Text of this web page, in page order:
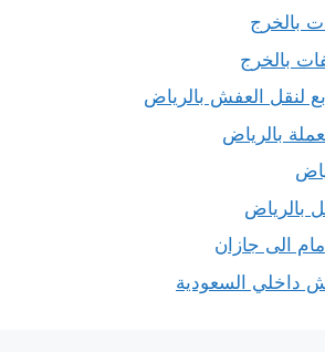
بالخرج
بالخرج
لنقل العفش بالرياض
بالرياض
بالرياض
الى جازان
السعودية